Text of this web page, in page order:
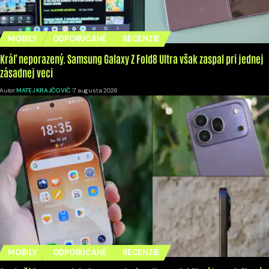
MOBILY ODPORÚČANÉ RECENZIE
Kráľ neporazený. Samsung Galaxy Z Fold8 Ultra však zaspal pri jednej
zásadnej veci
Autor:MATEJ KRAJČOVIČ 7. augusta 2026
MOBILY ODPORÚČANÉ RECENZIE